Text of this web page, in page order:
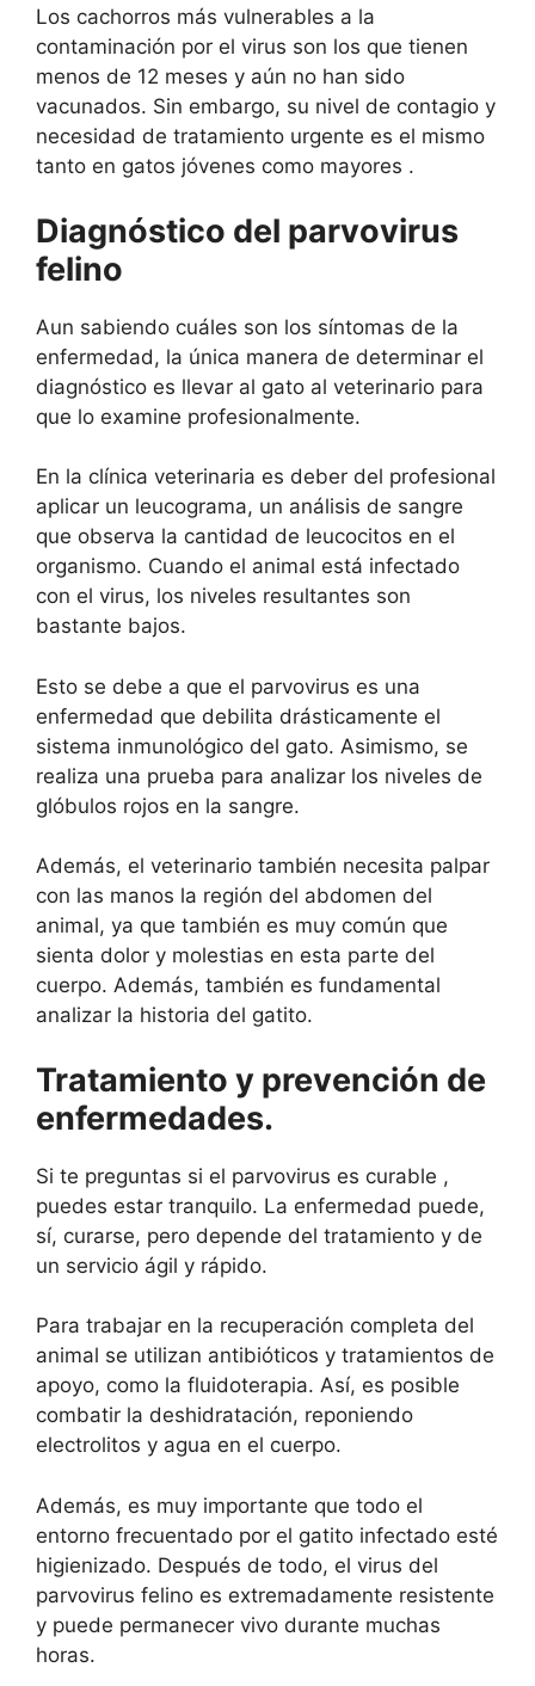
Los cachorros más vulnerables a la
contaminación por el virus son los que tienen
menos de 12 meses y aún no han sido
vacunados. Sin embargo, su nivel de contagio y
necesidad de tratamiento urgente es el mismo
tanto en gatos jóvenes como mayores .
Diagnóstico del parvovirus
felino
Aun sabiendo cuáles son los síntomas de la
enfermedad, la única manera de determinar el
diagnóstico es llevar al gato al veterinario para
que lo examine profesionalmente.
En la clínica veterinaria es deber del profesional
aplicar un leucograma, un análisis de sangre
que observa la cantidad de leucocitos en el
organismo. Cuando el animal está infectado
con el virus, los niveles resultantes son
bastante bajos.
Esto se debe a que el parvovirus es una
enfermedad que debilita drásticamente el
sistema inmunológico del gato. Asimismo, se
realiza una prueba para analizar los niveles de
glóbulos rojos en la sangre.
Además, el veterinario también necesita palpar
con las manos la región del abdomen del
animal, ya que también es muy común que
sienta dolor y molestias en esta parte del
cuerpo. Además, también es fundamental
analizar la historia del gatito.
Tratamiento y prevención de
enfermedades.
Si te preguntas si el parvovirus es curable ,
puedes estar tranquilo. La enfermedad puede,
sí, curarse, pero depende del tratamiento y de
un servicio ágil y rápido.
Para trabajar en la recuperación completa del
animal se utilizan antibióticos y tratamientos de
apoyo, como la fluidoterapia. Así, es posible
combatir la deshidratación, reponiendo
electrolitos y agua en el cuerpo.
Además, es muy importante que todo el
entorno frecuentado por el gatito infectado esté
higienizado. Después de todo, el virus del
parvovirus felino es extremadamente resistente
y puede permanecer vivo durante muchas
horas.